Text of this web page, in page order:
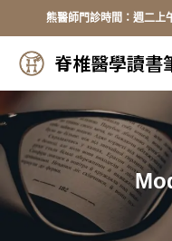
熊醫師門診時間：週二上
脊椎醫學讀書
脊椎醫學讀書
線上掛號
加入Line
醫師介紹